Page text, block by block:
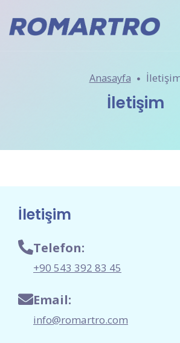
Anasayfa
İletişim
İletişim
Telefon:
+90 543 392 83 45
Email:
info@romartro.com